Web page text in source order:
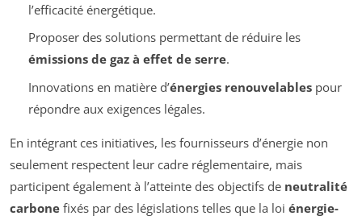
l’efficacité énergétique.
Proposer des solutions permettant de réduire les
émissions de gaz à effet de serre.
Innovations en matière d’énergies renouvelablespour
répondre aux exigences légales.
En intégrant ces initiatives, les fournisseurs d’énergie non
seulement respectent leur cadre réglementaire, mais
participent également à l’atteinte des objectifs de neutralité
carbone fixés par des législations telles que la loi énergie-